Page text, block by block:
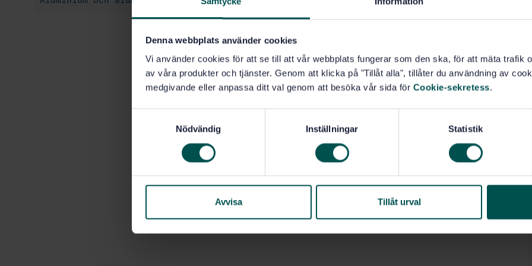
Denna webbplats använder cookies
Vi använder cookies för att se till att vår webbplats fungerar som den ska, för att mäta trafik
av våra produkter och tjänster. Genom att klicka på "Tillåt alla", tillåter du användning av
medgivande eller anpassa ditt val genom att besöka vår sida för Cookie-sekretess.
s
Nödvändig Inställningar Statistik
Avvisa Tillåt urval